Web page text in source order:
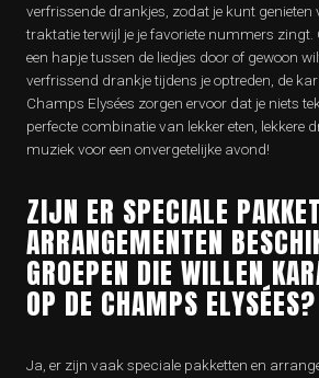
verfrissende drankjes, zodat je kunt genieten
traktatie terwijl je je favoriete nummers zingt.
een hapje tussen de liedjes door of gewoon
verfrissend drankje tijdens je optreden, de
Champs Elysées zorgen ervoor dat je niets
perfecte combinatie van lekker eten, lekkere
muziek voor een onvergetelijke avond!
ZIJN ER SPECIALE
ARRANGEMENTEN
GROEPEN DIE WILLEN
OP DE CHAMPS ELYSÉES?
Ja, er zijn vaak speciale pakketten en